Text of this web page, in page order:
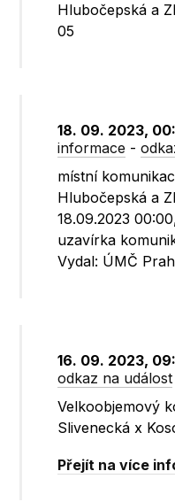
Hlubočepská a
05
18. 09. 2023,
informace -
místní
Hlubočepská a
18.09.2023
uzavírka
Vydal: ÚMČ
16. 09. 2023,
odkaz na událost
Velkoobjemový
Slivenecká x
Přejít na více